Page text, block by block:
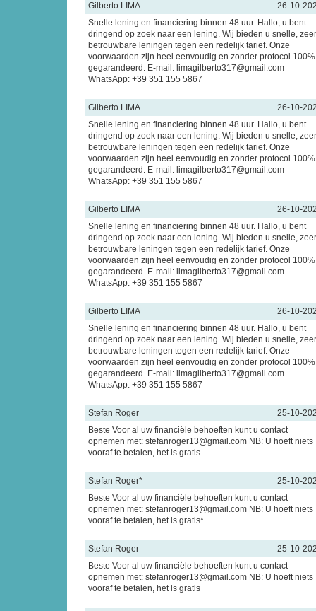
Gilberto LIMA
26-10-
Snelle lening en financiering binnen 48 uur. Hallo, u bent
dringend op zoek naar een lening. Wij bieden u snelle, zeer
betrouwbare leningen tegen een redelijk tarief. Onze
voorwaarden zijn heel eenvoudig en zonder protocol 100%
gegarandeerd. E-mail: limagilberto317@gmail.com
WhatsApp: +39 351 155 5867
Gilberto LIMA
26-10-
Snelle lening en financiering binnen 48 uur. Hallo, u bent
dringend op zoek naar een lening. Wij bieden u snelle, zeer
betrouwbare leningen tegen een redelijk tarief. Onze
voorwaarden zijn heel eenvoudig en zonder protocol 100%
gegarandeerd. E-mail: limagilberto317@gmail.com
WhatsApp: +39 351 155 5867
Gilberto LIMA
26-10-
Snelle lening en financiering binnen 48 uur. Hallo, u bent
dringend op zoek naar een lening. Wij bieden u snelle, zeer
betrouwbare leningen tegen een redelijk tarief. Onze
voorwaarden zijn heel eenvoudig en zonder protocol 100%
gegarandeerd. E-mail: limagilberto317@gmail.com
WhatsApp: +39 351 155 5867
Gilberto LIMA
26-10-
Snelle lening en financiering binnen 48 uur. Hallo, u bent
dringend op zoek naar een lening. Wij bieden u snelle, zeer
betrouwbare leningen tegen een redelijk tarief. Onze
voorwaarden zijn heel eenvoudig en zonder protocol 100%
gegarandeerd. E-mail: limagilberto317@gmail.com
WhatsApp: +39 351 155 5867
Stefan Roger
25-10-
Beste Voor al uw financiële behoeften kunt u contact
opnemen met: stefanroger13@gmail.com NB: U hoeft niets
vooraf te betalen, het is gratis
Stefan Roger*
25-10-
Beste Voor al uw financiële behoeften kunt u contact
opnemen met: stefanroger13@gmail.com NB: U hoeft niets
vooraf te betalen, het is gratis*
Stefan Roger
25-10-
Beste Voor al uw financiële behoeften kunt u contact
opnemen met: stefanroger13@gmail.com NB: U hoeft niets
vooraf te betalen, het is gratis